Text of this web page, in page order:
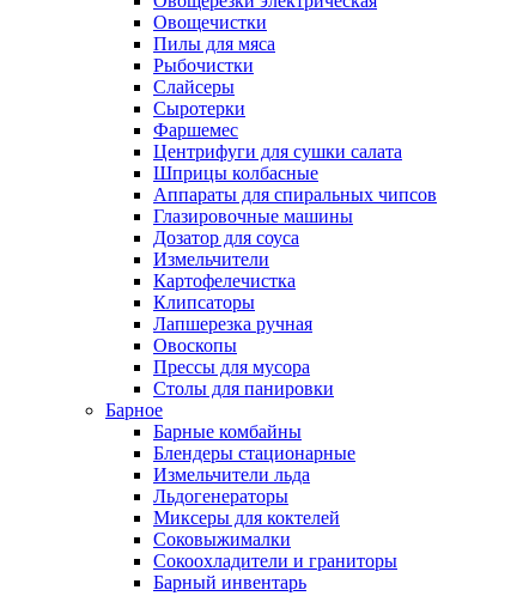
Овощечистки
Пилы для мяса
Рыбочистки
Слайсеры
Сыротерки
Фаршемес
Центрифуги для сушки салата
Шприцы колбасные
Аппараты для спиральных чипсов
Глазировочные машины
Дозатор для соуса
Измельчители
Картофелечистка
Клипсаторы
Лапшерезка ручная
Овоскопы
Прессы для мусора
Столы для панировки
Барное
Барные комбайны
Блендеры стационарные
Измельчители льда
Льдогенераторы
Миксеры для коктелей
Соковыжималки
Сокоохладители и граниторы
Барный инвентарь